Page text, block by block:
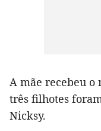
A mãe recebeu o
três filhotes
Nicksy.